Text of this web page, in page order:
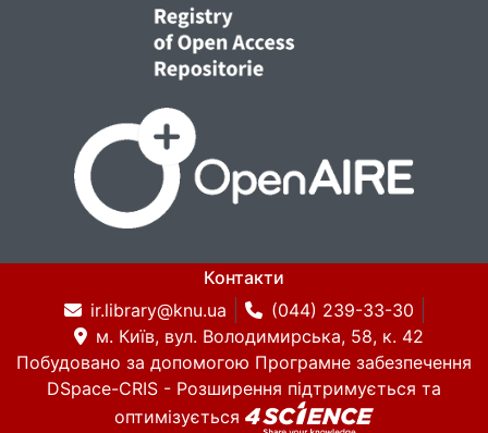
Контакти
ir.library@knu.ua
(044) 239-33-30
м. Київ, вул. Володимирська, 58, к. 42
Побудовано за допомогою Програмне забезпечення
DSpace-CRIS - Розширення підтримується та
оптимізується